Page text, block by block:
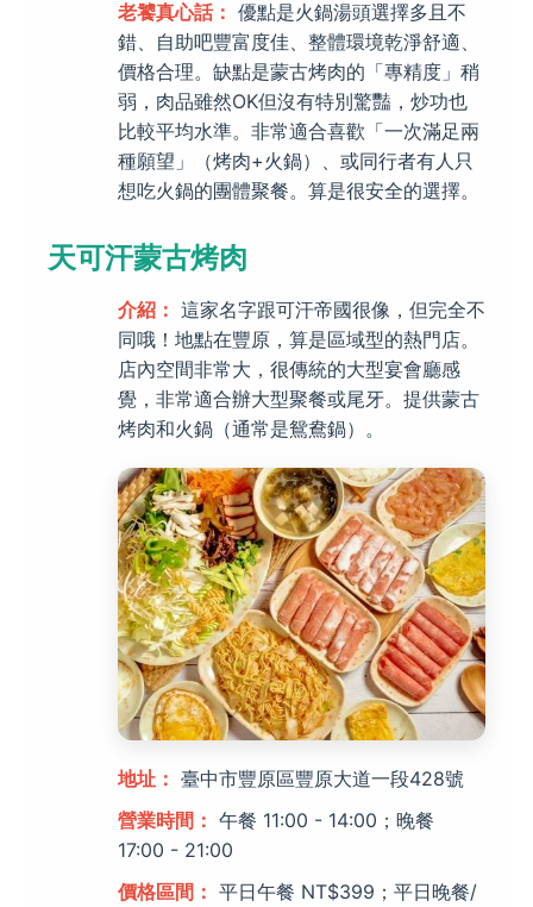
老饕真心話： 優點是火鍋湯頭選擇多且不
錯、自助吧豐富度佳、整體環境乾淨舒適、
價格合理。缺點是蒙古烤肉的「專精度」稍
弱，肉品雖然OK但沒有特別驚豔，炒功也
比較平均水準。非常適合喜歡「一次滿足兩
種願望」（烤肉+火鍋）、或同行者有人只
想吃火鍋的團體聚餐。算是很安全的選擇。
天可汗蒙古烤肉
介紹： 這家名字跟可汗帝國很像，但完全不
同哦！地點在豐原，算是區域型的熱門店。
店內空間非常大，很傳統的大型宴會廳感
覺，非常適合辦大型聚餐或尾牙。提供蒙古
烤肉和火鍋（通常是鴛鴦鍋）。
地址： 臺中市豐原區豐原大道一段428號
營業時間： 午餐 11:00 - 14:00；晚餐
17:00 - 21:00
價格區間： 平日午餐 NT$399；平日晚餐/